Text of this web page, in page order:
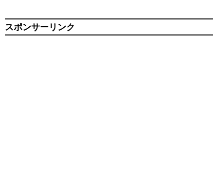
スポンサーリンク